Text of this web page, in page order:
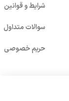
شرایط و قوانین
سوالات متداول
حریم خصوصی